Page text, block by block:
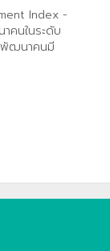
Index -
คนในระดับ
พัฒนาคนมี